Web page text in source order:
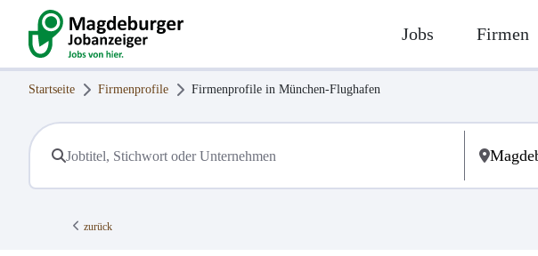
Jobs Firmen
Startseite Firmenprofile Firmenprofile in München-Flughafen
zurück